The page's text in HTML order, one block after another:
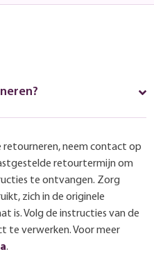
retourneren, neem contact op
retourtermijn om
te ontvangen. Zorg
zich in de originele
is. Volg de instructies van de
te verwerken. Voor meer
.